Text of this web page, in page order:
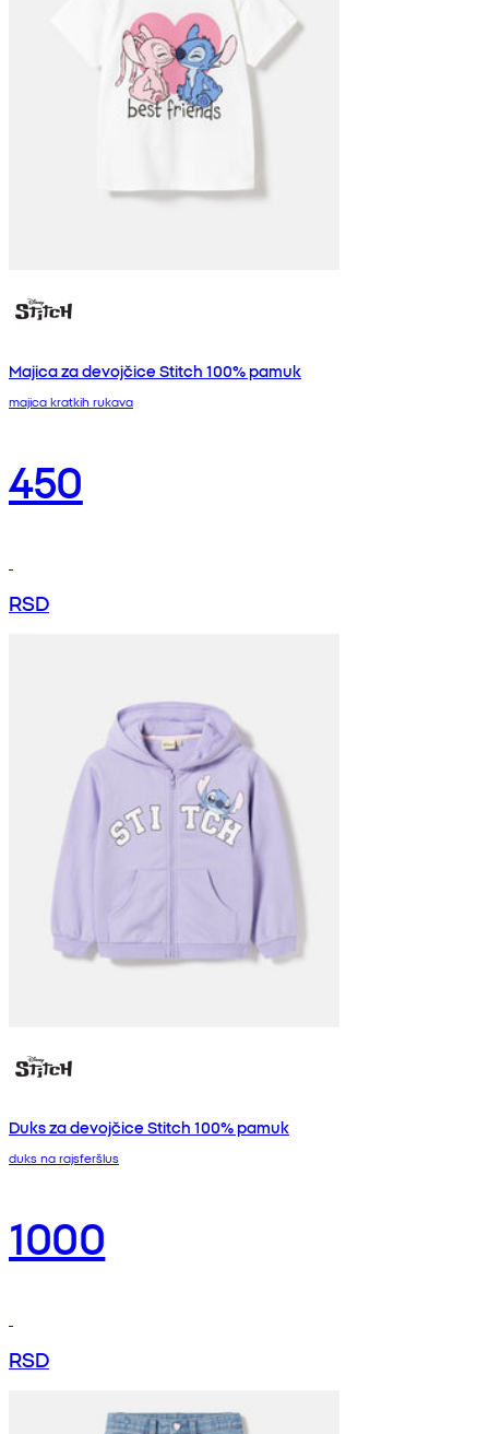
Majica za devojčice Stitch 100% pamuk
majica kratkih rukava
450
RSD
Duks za devojčice Stitch 100% pamuk
duks na rajsferšlus
1000
RSD